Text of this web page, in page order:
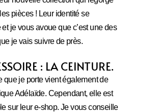
pièces ! Leur identité se
je vous avoue que c’est une des
je vais suivre de près.
: LA CEINTURE.
que je porte vient également de
Adélaïde. Cependant, elle est
sur leur e-shop. Je vous conseille